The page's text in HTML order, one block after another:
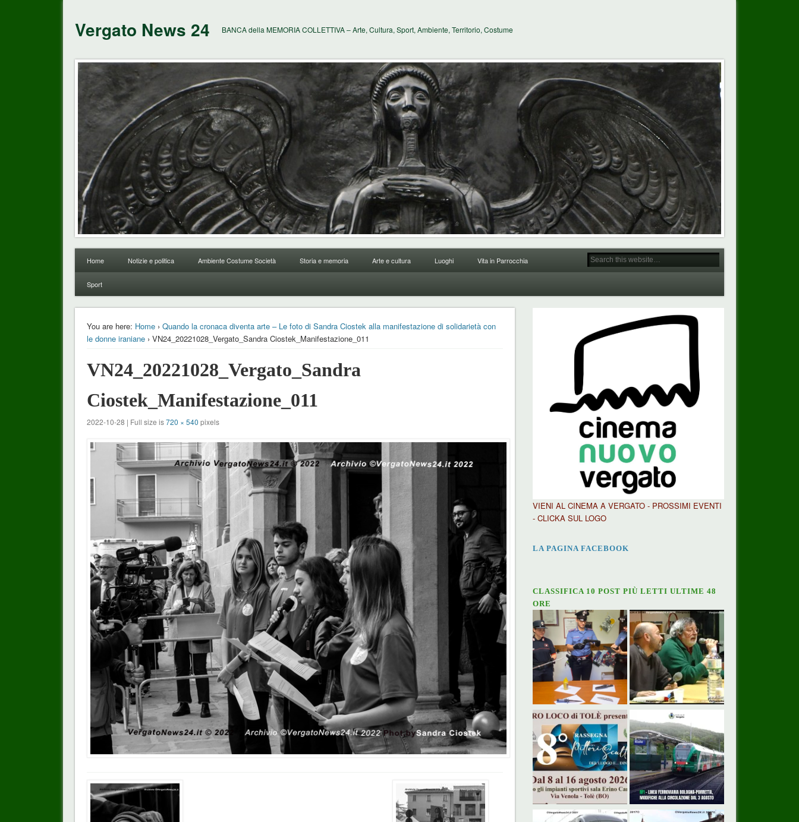
Vergato News 24 BANCA della MEMORIA COLLETTIVA – Arte, Cultura, Sport, Ambiente, Territorio, Costume
Home Notizie e politica Ambiente Costume Società Storia e memoria Arte e cultura Luoghi Vita in Parrocchia
Sport
You are here: Home› Quando la cronaca diventa arte – Le foto di Sandra Ciostek alla manifestazione di solidarietà con
le donne iraniane› VN24_20221028_Vergato_Sandra Ciostek_Manifestazione_011
VN24_20221028_Vergato_Sandra
Ciostek_Manifestazione_011
2022-10-28 | Full size is720 × 540 pixels
VIENI AL CINEMA A VERGATO - PROSSIMI EVENTI
- CLICKA SUL LOGO
LA PAGINA FACEBOOK
CLASSIFICA 10 POST PIÙ LETTI ULTIME 48
ORE